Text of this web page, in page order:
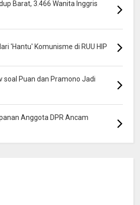
Barat, 3.466 Wanita Inggris
'Hantu' Komunisme di RUU HIP
soal Puan dan Pramono Jadi
Anggota DPR Ancam